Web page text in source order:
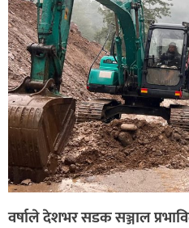
वर्षाले देशभर सडक सञ्जाल